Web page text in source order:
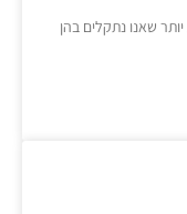
שאנו נתקלים בהן